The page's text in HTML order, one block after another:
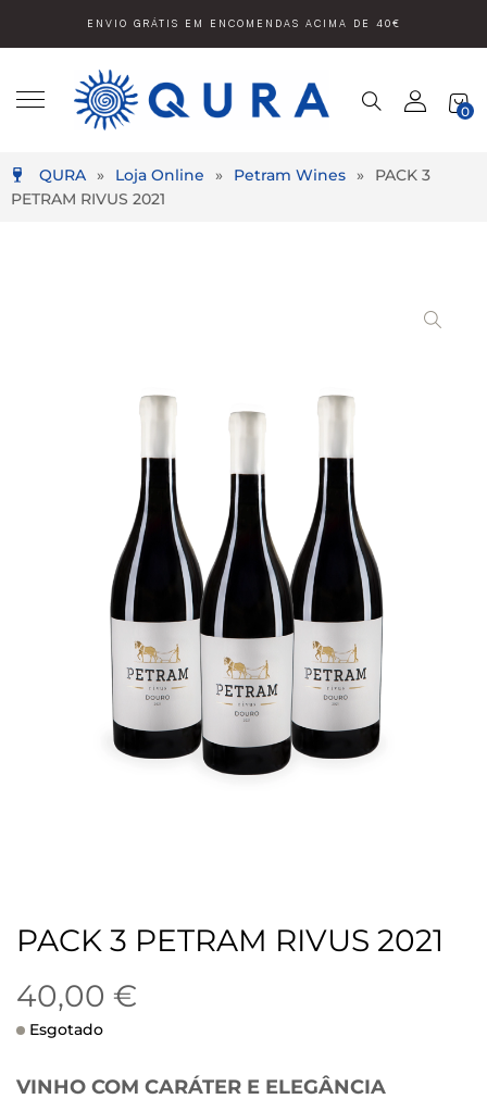
ENVIO GRÁTIS EM ENCOMENDAS ACIMA DE 40€
0
QURA » Loja Online » Petram Wines »
PACK 3
PETRAM RIVUS 2021
PACK 3 PETRAM RIVUS 2021
40,00 €
Esgotado
VINHO COM CARÁTER E ELEGÂNCIA